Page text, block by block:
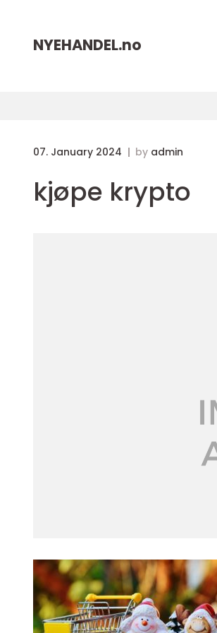
NYEHANDEL.no
07. January 2024 by admin
kjøpe krypto